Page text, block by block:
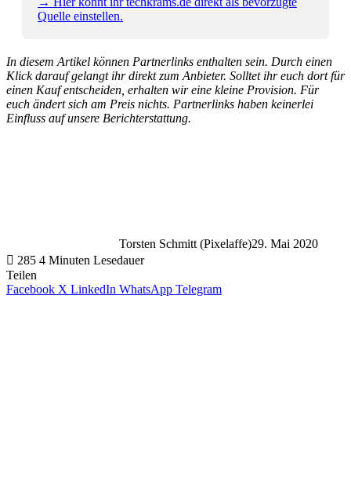
Quelle einstellen.
In diesem Artikel können Partnerlinks enthalten sein. Durch einen
Klick darauf gelangt ihr direkt zum Anbieter. Solltet ihr euch dort für
einen Kauf entscheiden, erhalten wir eine kleine Provision. Für
euch ändert sich am Preis nichts. Partnerlinks haben keinerlei
Einfluss auf unsere Berichterstattung.
Torsten Schmitt (Pixelaffe)29. Mai 2020
285 4 Minuten Lesedauer
Teilen
Facebook X LinkedIn WhatsApp Telegram